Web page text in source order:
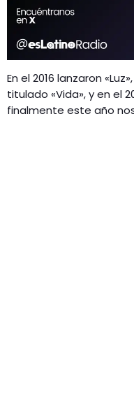
En el 2016 lanzaron
titulado «Vida», y en el
finalmente este año